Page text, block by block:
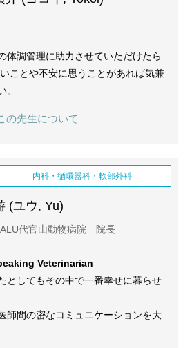
体調管理に助力させていただけたら
ことや不安に思うことがあれば気兼
。
の先生について
内科・循環器科・軟部外科
(ユウ, Yu)
代官山動物病院 院長
Veterinarian
としてもその中で一番幸せに暮らせ
師間の密なコミュニケーションを大